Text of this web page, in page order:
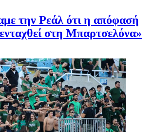
την Ρεάλ ότι η απόφασή
ενταχθεί στη Μπαρτσελόνα»